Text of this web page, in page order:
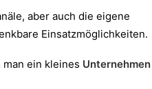
aber auch die eigene
Einsatzmöglichkeiten.
ein kleines Unternehmen